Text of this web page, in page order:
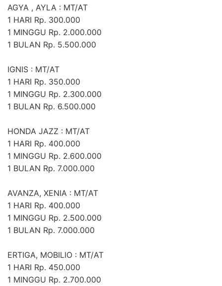
AGYA , AYLA : MT/AT
1 HARI Rp. 300.000
1 MINGGU Rp. 2.000.000
1 BULAN Rp. 5.500.000
IGNIS : MT/AT
1 HARI Rp. 350.000
1 MINGGU Rp. 2.300.000
1 BULAN Rp. 6.500.000
HONDA JAZZ : MT/AT
1 HARI Rp. 400.000
1 MINGGU Rp. 2.600.000
1 BULAN Rp. 7.000.000
AVANZA, XENIA : MT/AT
1 HARI Rp. 400.000
1 MINGGU Rp. 2.500.000
1 BULAN Rp. 7.000.000
ERTIGA, MOBILIO : MT/AT
1 HARI Rp. 450.000
1 MINGGU Rp. 2.700.000